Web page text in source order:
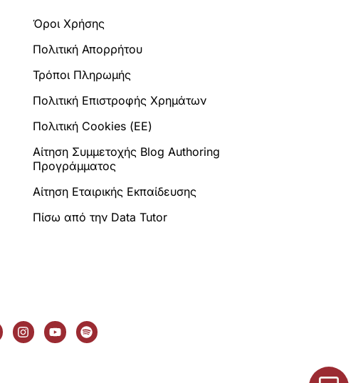
Όροι Χρήσης
Πολιτική Απορρήτου
Τρόποι Πληρωμής
Πολιτική Επιστροφής Χρημάτων
Πολιτική Cookies (ΕΕ)
Αίτηση Συμμετοχής Blog Authoring
Προγράμματος
Αίτηση Εταιρικής Εκπαίδευσης
Πίσω από την Data Tutor
I
n
Y
o
S
p